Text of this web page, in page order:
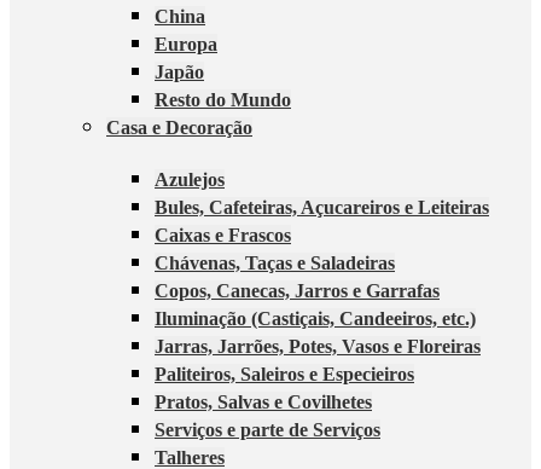
China
Europa
Japão
Resto do Mundo
Casa e Decoração
Azulejos
Bules, Cafeteiras, Açucareiros e Leiteiras
Caixas e Frascos
Chávenas, Taças e Saladeiras
Copos, Canecas, Jarros e Garrafas
Iluminação (Castiçais, Candeeiros, etc.)
Jarras, Jarrões, Potes, Vasos e Floreiras
Paliteiros, Saleiros e Especieiros
Pratos, Salvas e Covilhetes
Serviços e parte de Serviços
Talheres